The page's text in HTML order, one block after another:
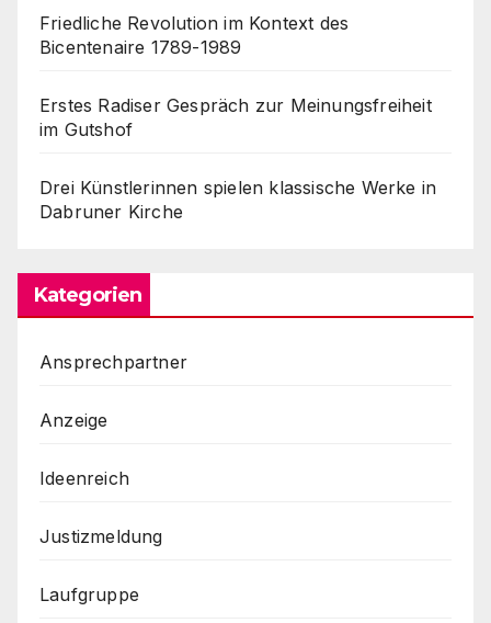
Friedliche Revolution im Kontext des
Bicentenaire 1789-1989
Erstes Radiser Gespräch zur Meinungsfreiheit
im Gutshof
Drei Künstlerinnen spielen klassische Werke in
Dabruner Kirche
Kategorien
Ansprechpartner
Anzeige
Ideenreich
Justizmeldung
Laufgruppe